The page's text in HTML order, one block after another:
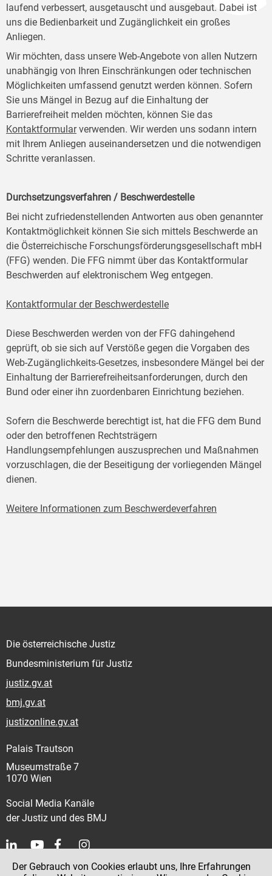
laufend verbessert, ausgetauscht und ausgebaut. Dabei ist
uns die Bedienbarkeit und Zugänglichkeit ein großes
Anliegen.
Wir möchten, dass unsere Web-Angebote von allen Nutzern
unabhängig von Ihren Einschränkungen oder technischen
Möglichkeiten umfassend genutzt werden können. Sofern
Sie uns Mängel in Bezug auf die Einhaltung der
Barrierefreiheit melden möchten, können Sie das
Kontaktformularverwenden. Wir werden uns sodann intern
mit Ihrem Anliegen auseinandersetzen und die notwendigen
Schritte veranlassen.
Durchsetzungsverfahren / Beschwerdestelle
Bei nicht zufriedenstellenden Antworten aus oben genannter
Kontaktmöglichkeit können Sie sich mittels Beschwerde an
die Österreichische Forschungsförderungsgesellschaft mbH
(FFG) wenden. Die FFG nimmt über das Kontaktformular
Beschwerden auf elektronischem Weg entgegen.
Kontaktformular der Beschwerdestelle
Diese Beschwerden werden von der FFG dahingehend
geprüft, ob sie sich auf Verstöße gegen die Vorgaben des
Web-Zugänglichkeits-Gesetzes, insbesondere Mängel bei der
Einhaltung der Barrierefreiheitsanforderungen, durch den
Bund oder einer ihn zuordenbaren Einrichtung beziehen.
Sofern die Beschwerde berechtigt ist, hat die FFG dem Bund
oder den betroffenen Rechtsträgern
Handlungsempfehlungen auszusprechen und Maßnahmen
vorzuschlagen, die der Beseitigung der vorliegenden Mängel
dienen.
Weitere Informationen zum Beschwerdeverfahren
Die österreichische Justiz
Bundesministerium für Justiz
justiz.gv.at
bmj.gv.at
justizonline.gv.at
Palais Trautson
Museumstraße 7
1070 Wien
Social Media Kanäle
der Justiz und des BMJ
Kontakt
Der Gebrauch von Cookies erlaubt uns, Ihre Erfahrungen